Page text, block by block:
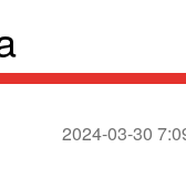
2024-03-30